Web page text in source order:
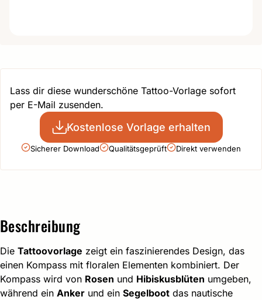
Lass dir diese wunderschöne Tattoo-Vorlage sofort
per E-Mail zusenden.
Kostenlose Vorlage erhalten
Sicherer Download Qualitätsgeprüft Direkt verwenden
Beschreibung
Die Tattoovorlage zeigt ein faszinierendes Design, das
einen Kompass mit floralen Elementen kombiniert. Der
Kompass wird von Rosen und Hibiskusblüten umgeben,
während ein Anker und ein Segelboot das nautische